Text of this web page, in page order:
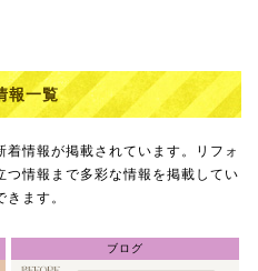
報一覧
情報が掲載されています。リフォ
つ情報まで多彩な情報を掲載してい
ます。
ブログ